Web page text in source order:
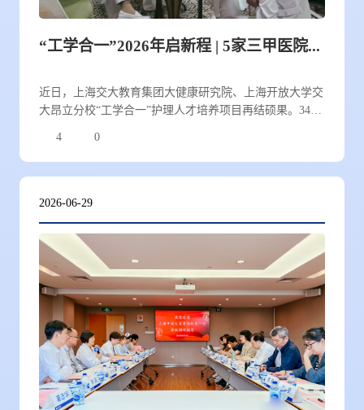
“工学合一”2026年启新程 | 5家三甲医院迎来新一批护理人才
近日，上海交大教育集团大健康研究院、上海开放大学交
大昂立分校“工学合一”护理人才培养项目再结硕果。34名
旦大学附属眼耳鼻喉科医院、上海中医药大学附属光华医
院3家三甲医院，同时53名合作院校护理实习生进入同济
大学附属上海市肺科医院、上海交通大学医学院附属同仁
医院开展护理临床实习。医校协同、产教融合，一批上岗
4 0
2026-06-29